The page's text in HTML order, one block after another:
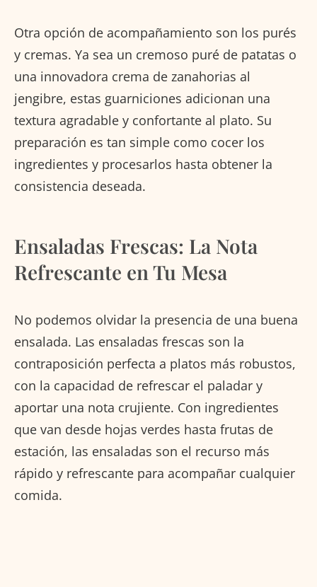
Otra opción de acompañamiento son los purés
y cremas. Ya sea un cremoso puré de patatas o
una innovadora crema de zanahorias al
jengibre, estas guarniciones adicionan una
textura agradable y confortante al plato. Su
preparación es tan simple como cocer los
ingredientes y procesarlos hasta obtener la
consistencia deseada.
Ensaladas Frescas: La Nota
Refrescante en Tu Mesa
No podemos olvidar la presencia de una buena
ensalada. Las ensaladas frescas son la
contraposición perfecta a platos más robustos,
con la capacidad de refrescar el paladar y
aportar una nota crujiente. Con ingredientes
que van desde hojas verdes hasta frutas de
estación, las ensaladas son el recurso más
rápido y refrescante para acompañar cualquier
comida.